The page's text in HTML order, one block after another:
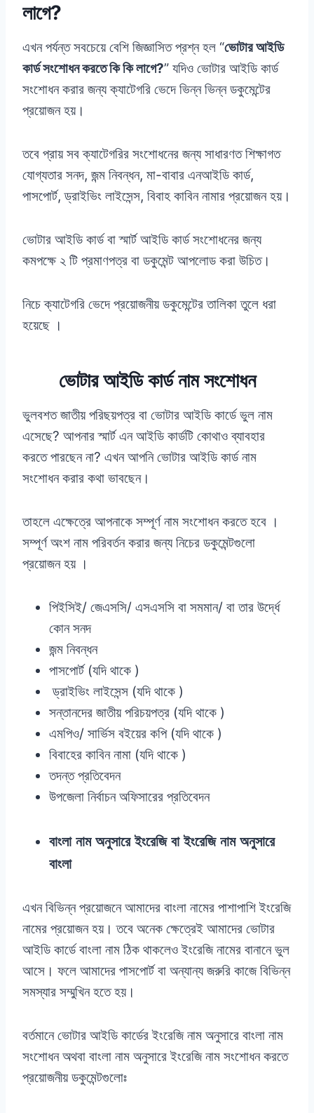
লাগে?
এখন পর্যন্ত সবচেয়ে বেশি জিজ্ঞাসিত প্রশ্ন হল “ভোটার আইডি
কার্ড সংশোধন করতে কি কি লাগে?” যদিও ভোটার আইডি কার্ড
সংশোধন করার জন্য ক্যাটেগরি ভেদে ভিন্ন ভিন্ন ডকুমেন্টের
প্রয়োজন হয়।
তবে প্রায় সব ক্যাটেগরির সংশোধনের জন্য সাধারণত শিক্ষাগত
যোগ্যতার সনদ, জন্ম নিবন্ধন, মা-বাবার এনআইডি কার্ড,
পাসপোর্ট, ড্রাইভিং লাইসেন্স, বিবাহ কাবিন নামার প্রয়োজন হয়।
ভোটার আইডি কার্ড বা স্মার্ট আইডি কার্ড সংশোধনের জন্য
কমপক্ষে ২ টি প্রমাণপত্র বা ডকুমেন্ট আপলোড করা উচিত।
নিচে ক্যাটেগরি ভেদে প্রয়োজনীয় ডকুমেন্টের তালিকা তুলে ধরা
হয়েছে ।
ভোটার আইডি কার্ড নাম সংশোধন
ভুলবশত জাতীয় পরিছয়পত্র বা ভোটার আইডি কার্ডে ভুল নাম
এসেছে? আপনার স্মার্ট এন আইডি কার্ডটি কোথাও ব্যাবহার
করতে পারছেন না? এখন আপনি ভোটার আইডি কার্ড নাম
সংশোধন করার কথা ভাবছেন।
তাহলে এক্ষেত্রে আপনাকে সম্পূর্ণ নাম সংশোধন করতে হবে ।
সম্পূর্ণ অংশ নাম পরিবর্তন করার জন্য নিচের ডকুমেন্টগুলো
প্রয়োজন হয় ।
পিইসিই/ জেএসসি/ এসএসসি বা সমমান/ বা তার উর্দ্ধে
কোন সনদ
জন্ম নিবন্ধন
পাসপোর্ট (যদি থাকে )
ড্রাইভিং লাইসেন্স (যদি থাকে )
সন্তানদের জাতীয় পরিচয়পত্র (যদি থাকে )
এমপিও/ সার্ভিস বইয়ের কপি (যদি থাকে )
বিবাহের কাবিন নামা (যদি থাকে )
তদন্ত প্রতিবেদন
উপজেলা নির্বাচন অফিসারের প্রতিবেদন
বাংলা নাম অনুসারে ইংরেজি বা ইংরেজি নাম অনুসারে
বাংলা
এখন বিভিন্ন প্রয়োজনে আমাদের বাংলা নামের পাশাপাশি ইংরেজি
নামের প্রয়োজন হয়। তবে অনেক ক্ষেত্রেই আমাদের ভোটার
আইডি কার্ডে বাংলা নাম ঠিক থাকলেও ইংরেজি নামের বানানে ভুল
আসে। ফলে আমাদের পাসপোর্ট বা অন্যান্য জরুরি কাজে বিভিন্ন
সমস্যার সম্মুখিন হতে হয়।
বর্তমানে ভোটার আইডি কার্ডের ইংরেজি নাম অনুসারে বাংলা নাম
সংশোধন অথবা বাংলা নাম অনুসারে ইংরেজি নাম সংশোধন করতে
প্রয়োজনীয় ডকুমেন্টগুলোঃ